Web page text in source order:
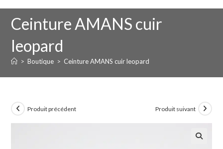
Ceinture AMANS cuir
leopard
> Boutique > Ceinture AMANS cuir leopard
Produit précédent Produit suivant